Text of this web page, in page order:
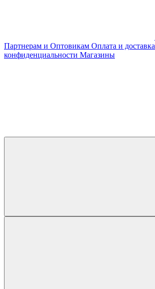
Партнерам и Оптовикам Оплата и доставка
конфиденциальности Магазины